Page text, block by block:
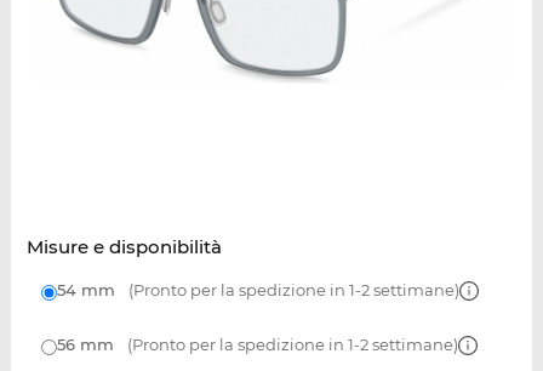
Misure e disponibilità
54 mm (Pronto per la spedizione in 1-2 settimane)
56 mm (Pronto per la spedizione in 1-2 settimane)